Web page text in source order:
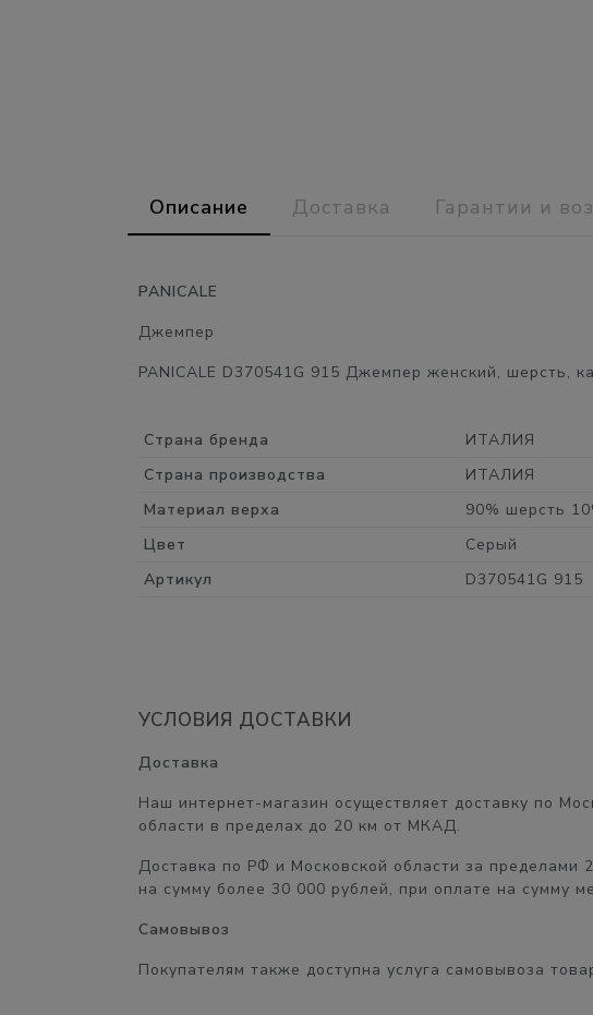
Описание Доставка Гарантии и
PANICALE
Джемпер
PANICALE D370541G 915 Джемпер женский, шерсть,
Страна бренда
ИТАЛИЯ
Страна производства
ИТАЛИЯ
Материал верха
90% шерсть
Цвет
Серый
Артикул
D370541G 915
УСЛОВИЯ ДОСТАВКИ
Доставка
Наш интернет-магазин осуществляет доставку по
области в пределах до 20 км от МКАД.
Доставка по РФ и Московской области за пределами
на сумму более 30 000 рублей, при оплате на сумму
Самовывоз
Покупателям также доступна услуга самовывоза